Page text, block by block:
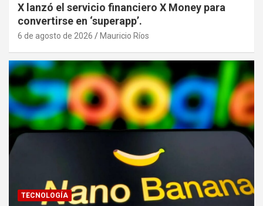
X lanzó el servicio financiero X Money para
convertirse en ‘superapp’.
6 de agosto de 2026 Mauricio Ríos
TECNOLOGÍA